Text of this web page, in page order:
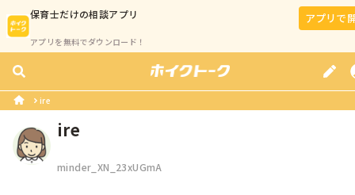
保育士だけの相談アプリ
アプリを無料でダウンロード！
アプリで
ire
ire
minder_XN_23xUGmA